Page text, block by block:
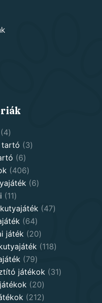
44
products
tartó 33
66
products
406406
products
66
1111
products4747
6464
products
játék 2020
products
118118
7979
products
játékok 3131
2020
products
212212